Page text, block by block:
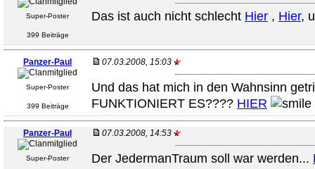
Super-Poster
399 Beiträge
Das ist auch nicht schlecht Hier , Hier,
Panzer-Paul
Super-Poster
399 Beiträge
07.03.2008, 15:03
Und das hat mich in den Wahnsinn
FUNKTIONIERT ES???? HIER
Panzer-Paul
Super-Poster
07.03.2008, 14:53
Der JedermanTraum soll war werden...